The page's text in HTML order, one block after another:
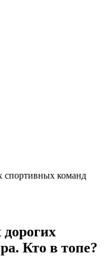
спортивных команд
Кто в топе?